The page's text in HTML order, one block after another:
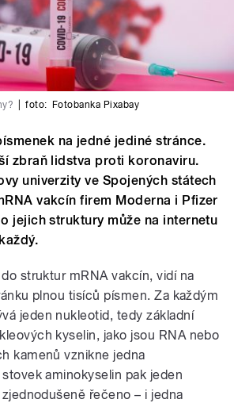
foto: Fotobanka Pixabay
na jedné jediné stránce.
zbraň lidstva proti koronaviru.
univerzity ve Spojených státech
vakcín firem Moderna i Pfizer
jejich struktury může na internetu
struktur mRNA vakcín, vidí na
plnou tisíců písmen. Za každým
jeden nukleotid, tedy základní
kyselin, jako jsou RNA nebo
kamenů vznikne jedna
aminokyselin pak jeden
řečeno – i jedna